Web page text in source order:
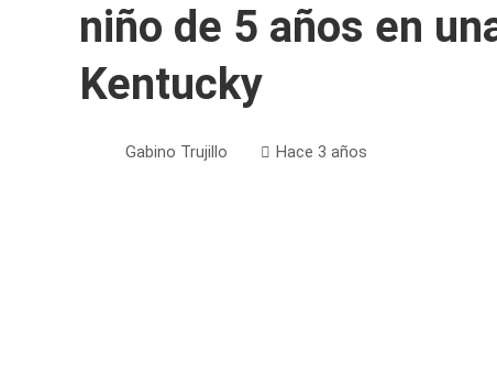
niño de 5 años en
Kentucky
Gabino Trujillo Hace 3 años